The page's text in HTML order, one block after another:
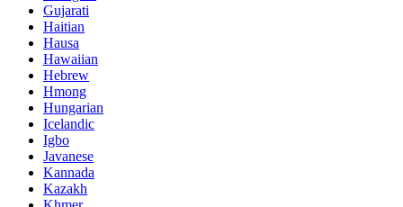
Gujarati
Haitian
Hausa
Hawaiian
Hebrew
Hmong
Hungarian
Icelandic
Igbo
Javanese
Kannada
Kazakh